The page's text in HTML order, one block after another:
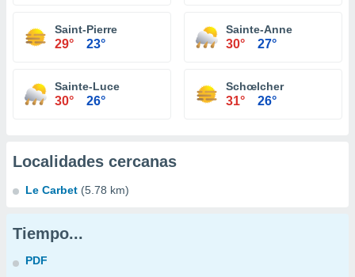
Saint-Pierre
29° 23°
Sainte-Anne
30° 27°
Sainte-Luce
30° 26°
Schœlcher
31° 26°
Localidades cercanas
Le Carbet (5.78 km)
Tiempo...
PDF